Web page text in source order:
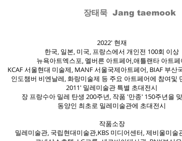
장태묵 Jang taemook
2022' 현재
한국, 일본, 미국, 프랑스에서 개인전 100회 이상
뉴욕아트엑스포, 멜버른 아트페어,애틀랜타 아트페
KCAF 서울현대 미술제, MANF 서울국제아트페어, BIAF 부산
인도챔버 비엔날레, 화랑미술제 등 주요 아트페어에 참여및
2011' 밀레미술관 특별 초대전시
장 프랑수아 밀레 탄생 200주년, 작품 '만종' 150주년을
동양인 최초로 밀레미술관에 초대전시
작품소장
밀레미술관, 국립현대미술관,KBS 미디어센터, 제비울미술